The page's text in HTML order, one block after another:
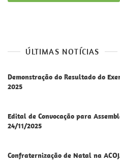
ÚLTIMAS NOTÍCIAS
Demonstração do Resultado do
2025
Edital de Convocação para
24/11/2025
Confraternização de Natal na